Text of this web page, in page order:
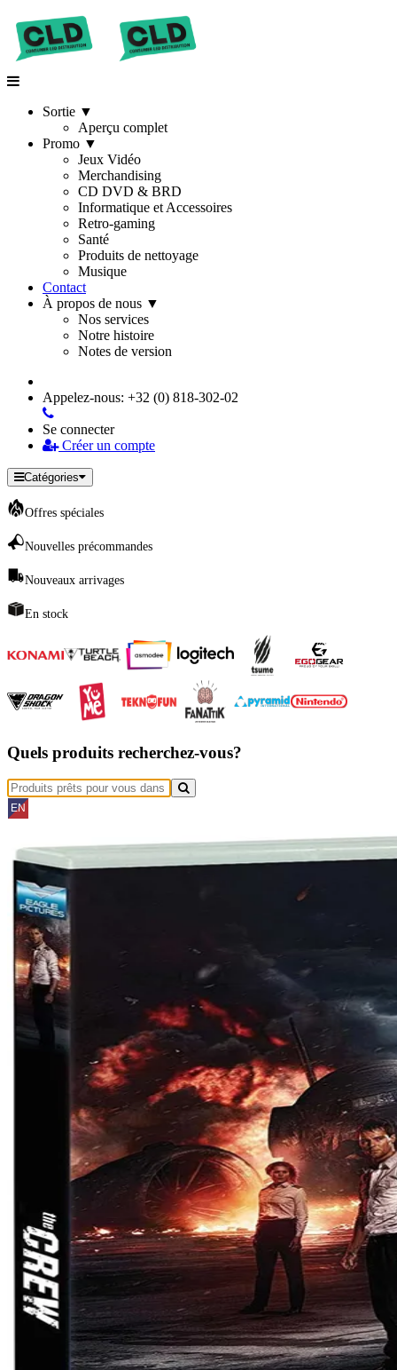
Sortie ▼
Aperçu complet
Promo ▼
Jeux Vidéo
Merchandising
CD DVD & BRD
Informatique et Accessoires
Retro-gaming
Santé
Produits de nettoyage
Musique
Contact
À propos de nous ▼
Nos services
Notre histoire
Notes de version
Appelez-nous: +32 (0) 818-302-02
Se connecter
Créer un compte
Catégories
Offres spéciales
Nouvelles précommandes
Nouveaux arrivages
En stock
Quels produits recherchez-vous?